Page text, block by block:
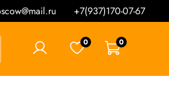
+7(937)170-07-67
0 0